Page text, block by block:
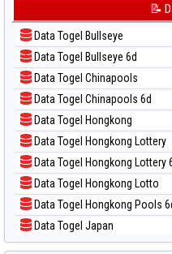
📊 Statistik Sydney Pools 6d
📊 Statistik Taipei
📊 Statistik Taiwan
📝 Pola Dasar Kuda Lari
📝 Pola Dasar Magnum
📝 Pola Dasar Nagoya
📝 Pola Dasar North Carolina Day
📝 Pola Dasar Pcso
📝 Pola Dasar Sao Paulo
📝 Pola Dasar Singapore
📝 Pola Dasar Sydney
📝 Pola Dasar Sydney Lottery
📝 Pola Dasar Sydney Lottery 6d
📝 Pola Dasar Sydney Lotto
📝
Data Togel Bullseye
Data Togel Bullseye 6d
Data Togel Chinapools
Data Togel Chinapools 6d
Data Togel Hongkong
Data Togel Hongkong Lottery
Data Togel Hongkong Lottery
Data Togel Hongkong Lotto
Data Togel Hongkong Pools
Data Togel Japan
Data Togel Japan 6d